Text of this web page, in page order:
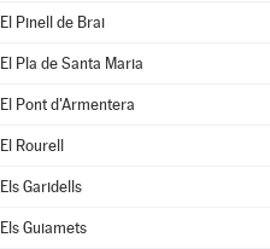
El Pinell de Brai
El Pla de Santa Maria
El Pont d'Armentera
El Rourell
Els Garidells
Els Guiamets